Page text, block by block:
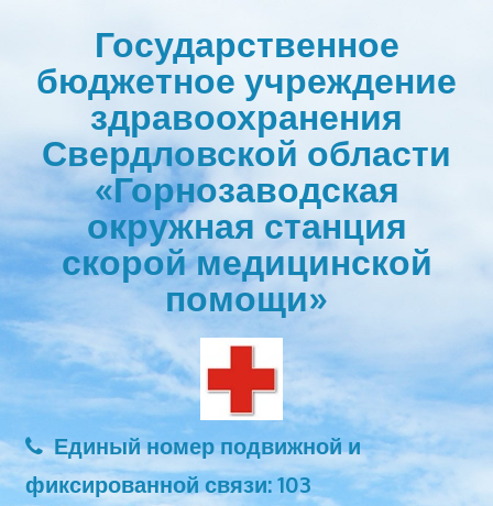
содержимому
Государственное
бюджетное учреждение
здравоохранения
Свердловской области
«Горнозаводская
окружная станция
скорой медицинской
помощи»
Единый номер подвижной и
фиксированной связи: 103